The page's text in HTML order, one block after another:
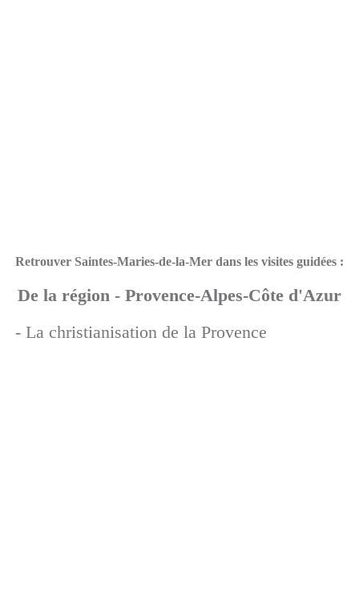
Retrouver Saintes-Maries-de-la-Mer dans les visites guidées :
De la région - Provence-Alpes-Côte d'Azur
- La christianisation de la Provence